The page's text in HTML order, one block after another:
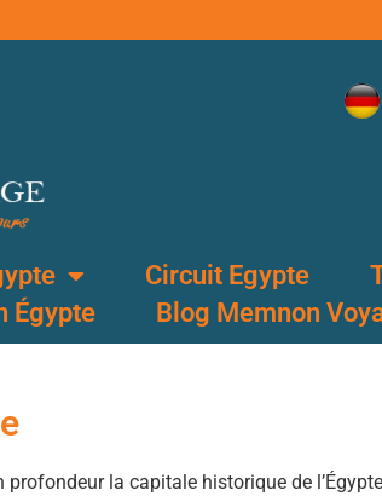
Circuit Egypte
Égypte Blog Memnon
la capitale historique de